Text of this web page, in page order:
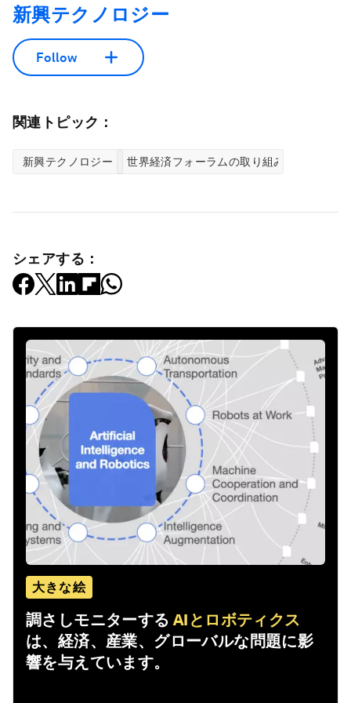
新興テクノロジー
Follow
関連トピック：
新興テクノロジー 世界経済フォーラムの取り組み
シェアする：
大きな絵
調さしモニターする AIとロボティクス
は、経済、産業、グローバルな問題に影
響を与えています。